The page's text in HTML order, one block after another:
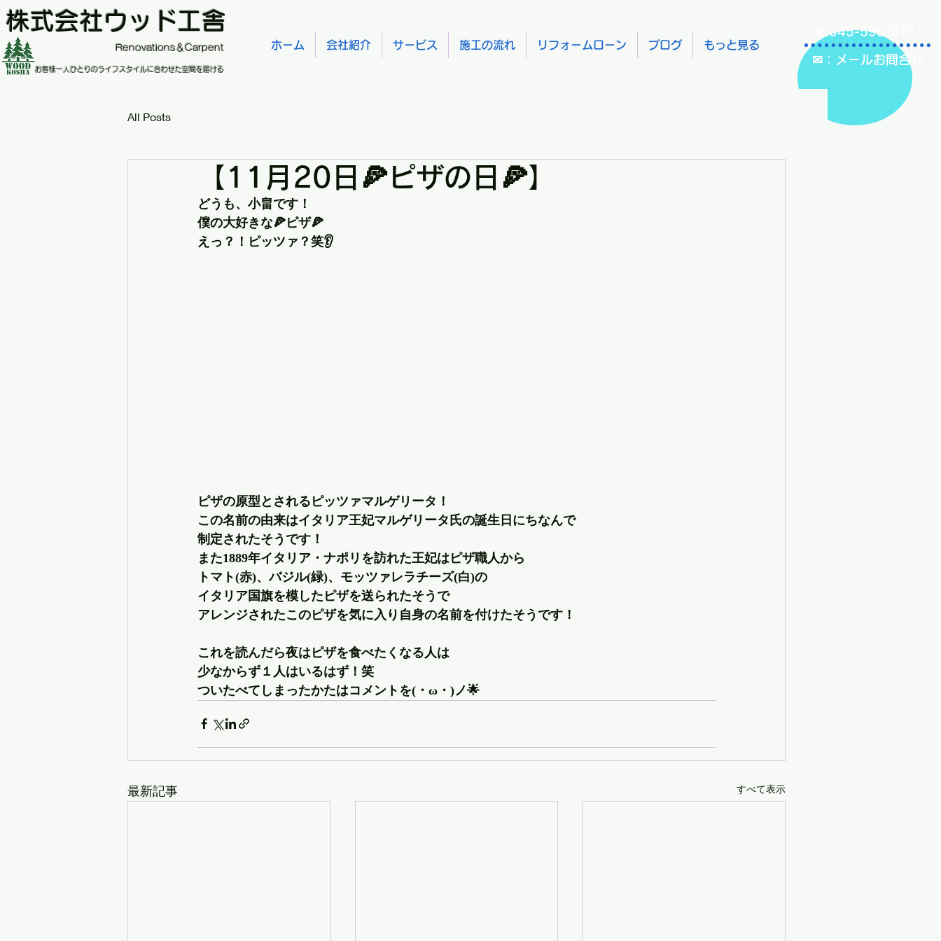
ホーム 会社紹介 サービス 施工の流れ リフォームローン ブログ もっと見る
株式会社ウッド工舎
​Renovations＆Carpent
お客様一人ひとりのライフスタイルに合わせた空間を届ける
℡:045-595-9751
✉：メールお問合せ
All Posts
【11月20日🍕ピザの日🍕】
どうも、小畠です！
僕の大好きな🍕ピザ🍕
えっ？！ピッツァ？笑👂
ピザの原型とされるピッツァマルゲリータ！
この名前の由来はイタリア王妃マルゲリータ氏の誕生日にちなんで
制定されたそうです！
また1889年イタリア・ナポリを訪れた王妃はピザ職人から
トマト(赤)、バジル(緑)、モッツァレラチーズ(白)の
イタリア国旗を模したピザを送られたそうで
アレンジされたこのピザを気に入り自身の名前を付けたそうです！
これを読んだら夜はピザを食べたくなる人は
少なからず１人はいるはず！笑
ついたべてしまったかたはコメントを(・ω・)ノ🌟
最新記事 すべて表示